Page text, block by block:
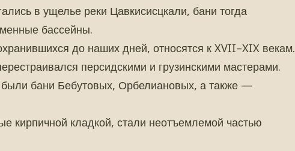
в ущелье реки Цавкисисцкали, бани тогда
бассейны.
до наших дней, относятся к XVII–XIX векам.
персидскими и грузинскими мастерами.
бани Бебутовых, Орбелиановых, а также —
кирпичной кладкой, стали неотъемлемой частью